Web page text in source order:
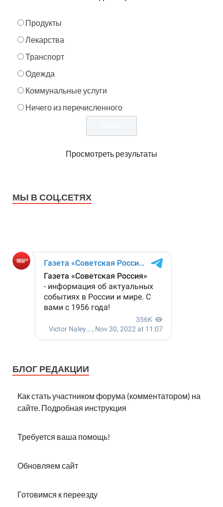
Продукты
Лекарства
Транспорт
Одежда
Коммунальные услуги
Ничего из перечисленного
Просмотреть результаты
МЫ В СОЦ.СЕТЯХ
БЛОГ РЕДАКЦИИ
Как стать участником форума (комментатором) на
сайте. Подробная инструкция
Требуется ваша помощь!
Обновляем сайт
Готовимся к переезду